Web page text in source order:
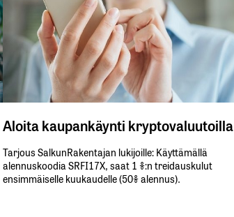
Aloita kaupankäynti kryptovaluutoilla
Tarjous SalkunRakentajan lukijoille: Käyttämällä​ ​
alennuskoodia​ ​SRFI17X,​ ​saat​ ​1 %:n treidauskulut​ ​
ensimmäiselle​ ​kuukaudelle​ ​(50%​ ​alennus).